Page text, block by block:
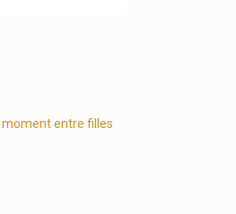
moment entre filles